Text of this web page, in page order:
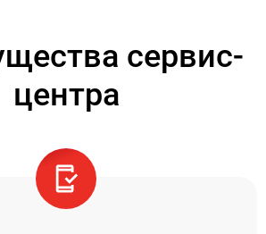
сервис-
центра